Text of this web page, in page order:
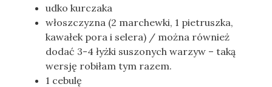
udko kurczaka
włoszczyzna (2 marchewki, 1 pietruszka,
kawałek pora i selera) / można również
dodać 3-4 łyżki suszonych warzyw – taką
wersję robiłam tym razem.
1 cebulę